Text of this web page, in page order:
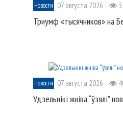
Новости 07 августа 2026
Триумф «тысячников» на
Новости 07 августа 2026
Удзельнікі жніва “ўзялі”